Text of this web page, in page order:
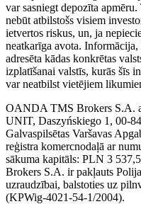
var sasniegt depozīta
nebūt atbilstošs visiem
ietvertos riskus, un, ja
neatkarīga avota.
adresēta kādas konkrētas
izplatīšanai valstīs, kurās šīs
var neatbilst vietējiem
OANDA TMS Brokers S.A.
UNIT, Daszyńskiego 1, 00-
Galvaspilsētas Varšavas
reģistra komercnodaļā ar
sākuma kapitāls: PLN 3
Brokers S.A. ir pakļauts
uzraudzībai, balstoties uz
(KPWig-4021-54-1/2004).